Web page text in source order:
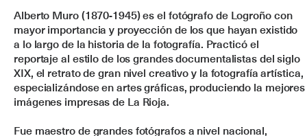
Alberto Muro (1870-1945) es el fotógrafo de Logroño con
mayor importancia y proyección de los que hayan existido
a lo largo de la historia de la fotografía. Practicó el
reportaje al estilo de los grandes documentalistas del siglo
XIX, el retrato de gran nivel creativo y la fotografía artística,
especializándose en artes gráficas, produciendo la mejores
imágenes impresas de La Rioja.
Fue maestro de grandes fotógrafos a nivel nacional,